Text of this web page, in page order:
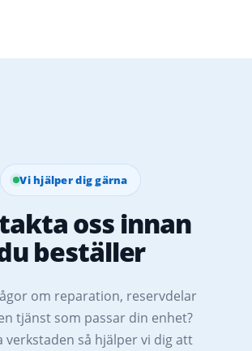
Vi hjälper dig gärna
oss innan
beställer
om reparation, reservdelar
tjänst som passar din enhet?
verkstaden så hjälper vi dig att